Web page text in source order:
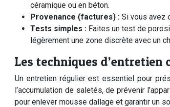
céramique ou en béton.
Provenance (factures) : Si vous avez
Tests simples : Faites un test de
légèrement une zone discrète avec un
Les techniques
Un entretien régulier est essentiel pour
l’accumulation de saletés, de prévenir
pour enlever mousse dallage et garantir un